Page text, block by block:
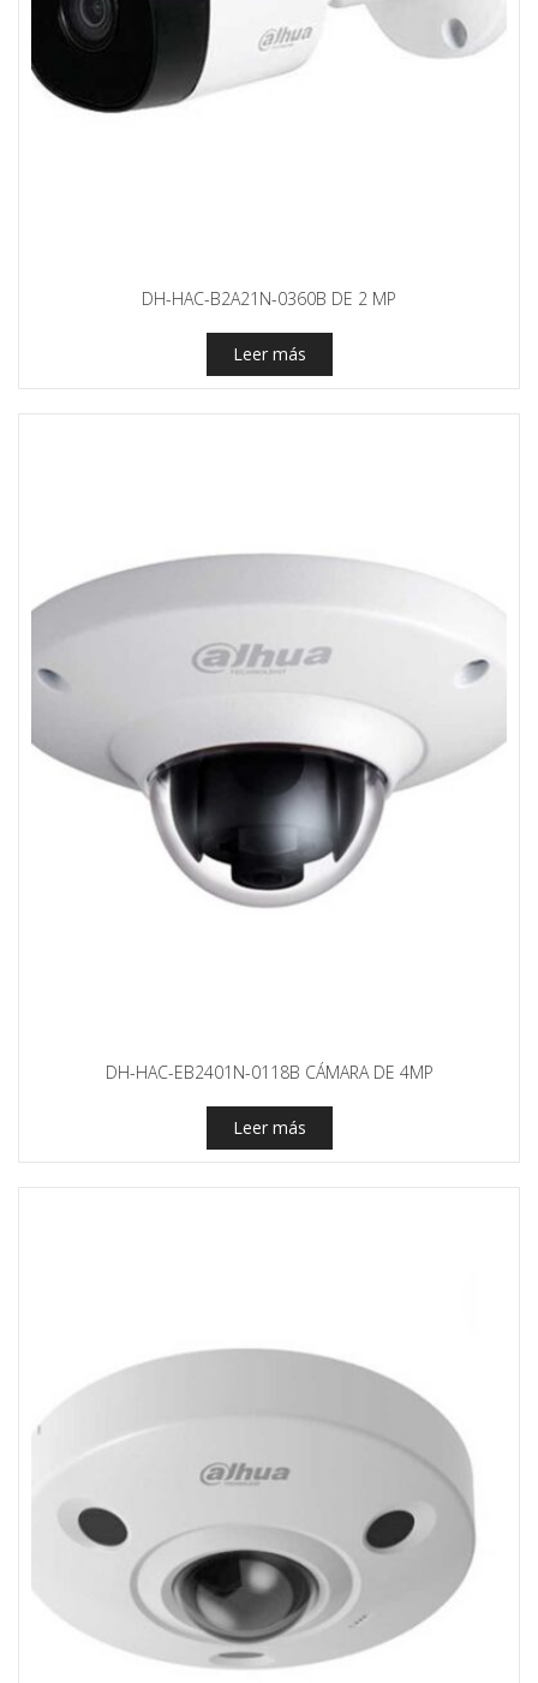
DH-HAC-B2A21N-0360B DE 2 MP
Leer más
DH-HAC-EB2401N-0118B CÁMARA DE 4MP
Leer más